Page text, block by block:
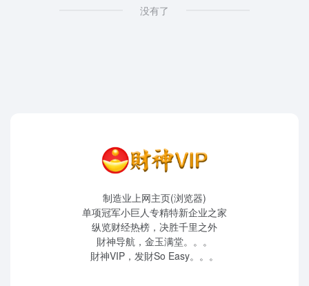
没有了
制造业上网主页(浏览器)
单项冠军小巨人专精特新企业之家
纵览财经热榜，决胜千里之外
財神导航，金玉满堂。。。
財神VIP，发財So Easy。。。